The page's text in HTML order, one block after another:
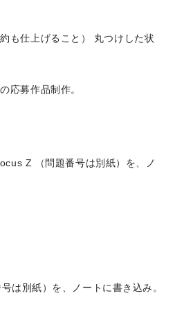
も仕上げること） 丸つけした状
応募作品制作。
Z （問題番号は別紙）を、ノ
は別紙）を、ノートに書き込み。